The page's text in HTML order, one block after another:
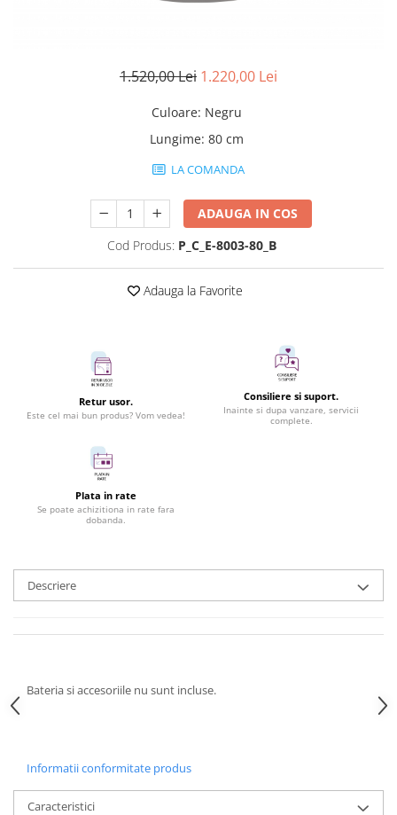
1.520,00 Lei 1.220,00 Lei
Culoare: Negru
Lungime: 80 cm
LA COMANDA
ADAUGA IN COS
Cod Produs: P_C_E-8003-80_B
Adauga la Favorite
Retur usor.
Este cel mai bun produs? Vom vedea!
Consiliere si suport.
Inainte si dupa vanzare, servicii
complete.
Plata in rate
Se poate achizitiona in rate fara
dobanda.
Descriere
Bateria si accesoriile nu sunt incluse.
Informatii conformitate produs
Caracteristici